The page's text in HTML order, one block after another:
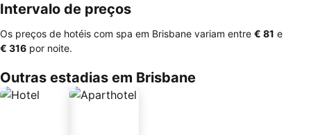
Intervalo de preços
Os preços de hotéis com spa em Brisbane variam entre ‎€ 81 e
‎€ 316 por noite.
Outras estadias em Brisbane